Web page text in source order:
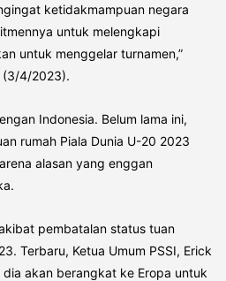
ketidakmampuan negara
untuk melengkapi
untuk menggelar turnamen,”
(3/4/2023).
Indonesia. Belum lama ini,
rumah Piala Dunia U-20 2023
alasan yang enggan
pembatalan status tuan
Terbaru, Ketua Umum PSSI, Erick
akan berangkat ke Eropa untuk